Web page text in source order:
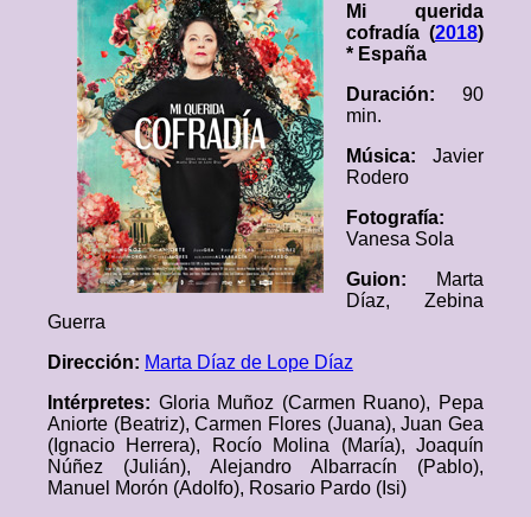
Mi querida
cofradía (2018)
* España
Duración: 90
min.
Música: Javier
Rodero
Fotografía:
Vanesa Sola
Guion:
Marta
Díaz, Zebina
Guerra
Dirección: Marta Díaz de Lope Díaz
Intérpretes: Gloria Muñoz (Carmen Ruano), Pepa
Aniorte (Beatriz), Carmen Flores (Juana), Juan Gea
(Ignacio Herrera), Rocío Molina (María), Joaquín
Núñez (Julián), Alejandro Albarracín (Pablo),
Manuel Morón (Adolfo), Rosario Pardo (Isi)